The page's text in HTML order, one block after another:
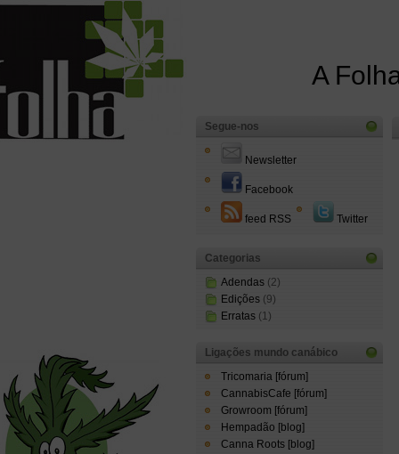
A
Segue-nos
Newsletter
Facebook
feed RSS Twitter
Categorias
Adendas (2)
Edições (9)
Erratas (1)
Ligações mundo canábico
Tricomaria [fórum]
CannabisCafe [fórum]
Growroom [fórum]
Hempadão [blog]
Canna Roots [blog]